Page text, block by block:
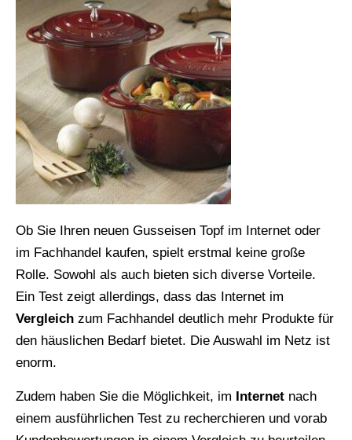
Ob Sie Ihren neuen Gusseisen Topf im Internet oder
im Fachhandel kaufen, spielt erstmal keine große
Rolle. Sowohl als auch bieten sich diverse Vorteile.
Ein Test zeigt allerdings, dass das Internet im
Vergleich zum Fachhandel deutlich mehr Produkte für
den häuslichen Bedarf bietet. Die Auswahl im Netz ist
enorm.
Zudem haben Sie die Möglichkeit, im Internet nach
einem ausführlichen Test zu recherchieren und vorab